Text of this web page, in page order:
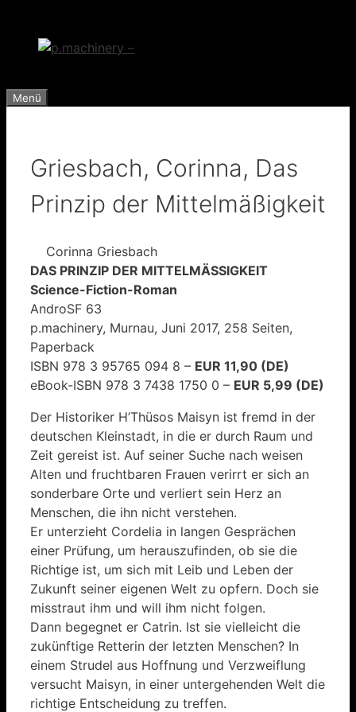
springen
Menü
Griesbach, Corinna, Das
Prinzip der Mittelmäßigkeit
Corinna Griesbach
DAS PRINZIP DER MITTELMÄSSIGKEIT
Science-Fiction-Roman
AndroSF 63
p.machinery, Murnau, Juni 2017, 258 Seiten,
Paperback
ISBN 978 3 95765 094 8 – EUR 11,90 (DE)
eBook-ISBN 978 3 7438 1750 0 – EUR 5,99 (DE)
Der Historiker H’Thüsos Maisyn ist fremd in der
deutschen Kleinstadt, in die er durch Raum und
Zeit gereist ist. Auf seiner Suche nach weisen
Alten und fruchtbaren Frauen verirrt er sich an
sonderbare Orte und verliert sein Herz an
Menschen, die ihn nicht verstehen.
Er unterzieht Cordelia in langen Gesprächen
einer Prüfung, um herauszufinden, ob sie die
Richtige ist, um sich mit Leib und Leben der
Zukunft seiner eigenen Welt zu opfern. Doch sie
misstraut ihm und will ihm nicht folgen.
Dann begegnet er Catrin. Ist sie vielleicht die
zukünftige Retterin der letzten Menschen? In
einem Strudel aus Hoffnung und Verzweiflung
versucht Maisyn, in einer untergehenden Welt die
richtige Entscheidung zu treffen.